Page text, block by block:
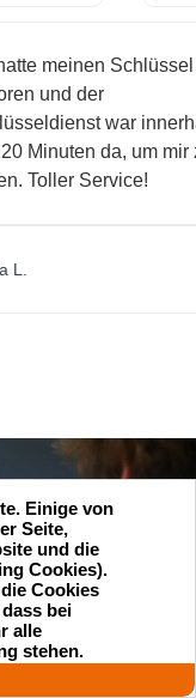
meinen Schlüssel
und der
war innerhalb
da, um mir zu
Service!
Einige von
Seite,
und die
Cookies).
Cookies
bei
alle
stehen.